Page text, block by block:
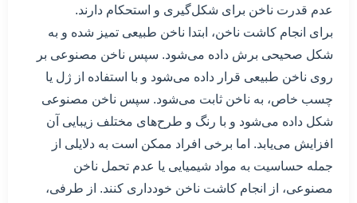
عدم قدرت ناخن برای شکل‌گیری و استحکام دارند.
برای انجام کاشت ناخن، ابتدا ناخن طبیعی تمیز شده و به
شکل صحیحی برش داده می‌شود. سپس ناخن مصنوعی بر
روی ناخن طبیعی قرار داده می‌شود و با استفاده از ژل یا
چسب خاص، به ناخن ثابت می‌شود. سپس ناخن مصنوعی
شکل داده می‌شود و با رنگ و طرح‌های مختلف زیبایی آن
افزایش می‌یابد. اما برخی افراد ممکن است به دلایلی از
جمله حساسیت به مواد شیمیایی یا عدم تحمل ناخن
مصنوعی، از انجام کاشت ناخن خودداری کنند. از طرفی،